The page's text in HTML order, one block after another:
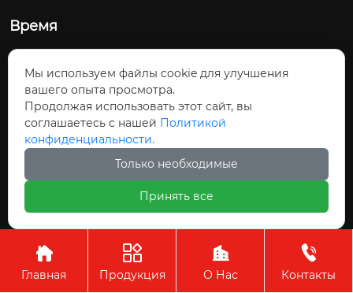
Время
Сб - Вс: 10:00 - 22:30
Авторское право©ООО Чжуншань Хайвэй
Кухонные Принадлежности

Главная

Продукция

О Нас

Контакты
Мы используем файлы cookie для улучшения
вашего опыта просмотра.
Продолжая использовать этот сайт, вы
соглашаетесь с нашей Политикой
конфиденциальности.
Только необходимые
Принять все